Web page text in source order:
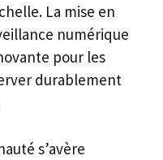
La mise en
numérique
pour les
durablement
s’avère